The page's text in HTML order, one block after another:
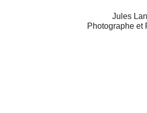
Jules
Photographe et